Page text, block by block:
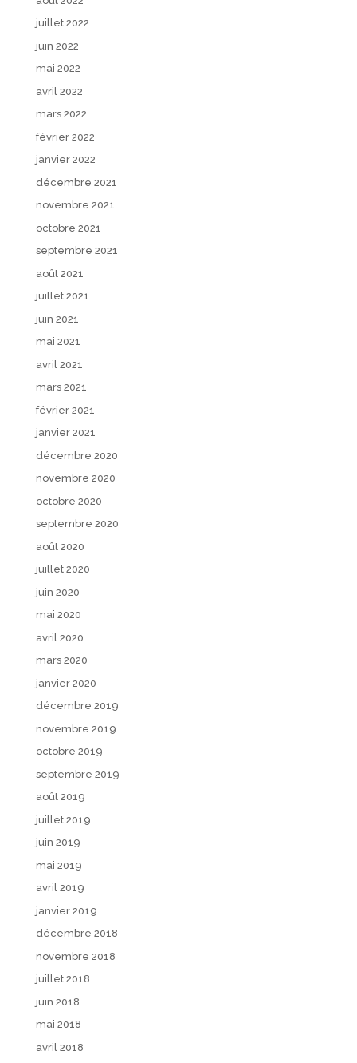
juillet 2022
juin 2022
mai 2022
avril 2022
mars 2022
février 2022
janvier 2022
décembre 2021
novembre 2021
octobre 2021
septembre 2021
août 2021
juillet 2021
juin 2021
mai 2021
avril 2021
mars 2021
février 2021
janvier 2021
décembre 2020
novembre 2020
octobre 2020
septembre 2020
août 2020
juillet 2020
juin 2020
mai 2020
avril 2020
mars 2020
janvier 2020
décembre 2019
novembre 2019
octobre 2019
septembre 2019
août 2019
juillet 2019
juin 2019
mai 2019
avril 2019
janvier 2019
décembre 2018
novembre 2018
juillet 2018
juin 2018
mai 2018
avril 2018